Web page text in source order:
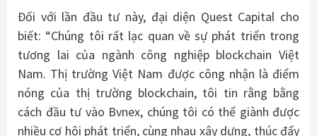
Đối với lần đầu tư này, đại diện Quest Capital cho
biết: “Chúng tôi rất lạc quan về sự phát triển trong
tương lai của ngành công nghiệp blockchain Việt
Nam. Thị trường Việt Nam được công nhận là điểm
nóng của thị trường blockchain, tôi tin rằng bằng
cách đầu tư vào Bvnex, chúng tôi có thể giành được
nhiều cơ hội phát triển, cùng nhau xây dựng, thúc đẩy